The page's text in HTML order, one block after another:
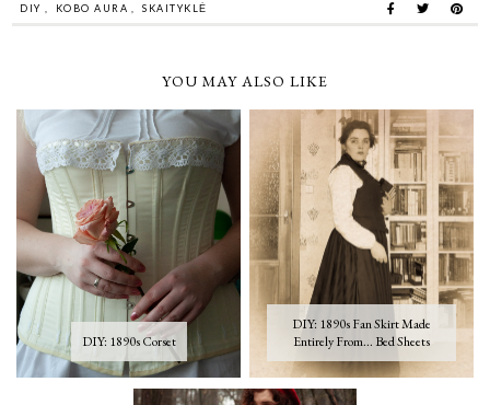
DIY KOBO AURA SKAITYKLĖ
YOU MAY ALSO LIKE
DIY: 1890s Corset
DIY: 1890s Fan Skirt Made
Entirely From... Bed Sheets